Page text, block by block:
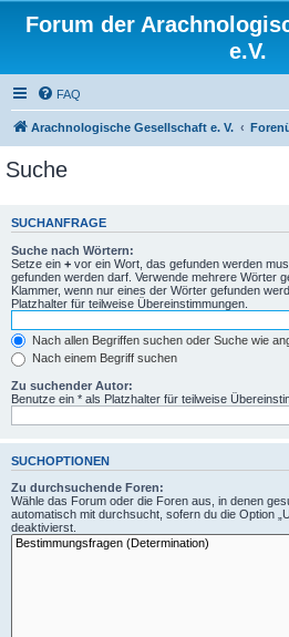
Forum der
e.V.
FAQ
Arachnologische Gesellschaft e. V.
Suche
SUCHANFRAGE
Suche nach Wörtern:
Setze ein + vor ein Wort, das gefunden werden
gefunden werden darf. Verwende mehrere Wörter
Klammer, wenn nur eines der Wörter gefunden
Platzhalter für teilweise Übereinstimmungen.
Nach allen Begriffen suchen oder Suche wie
Nach einem Begriff suchen
Zu suchender Autor:
Benutze ein * als Platzhalter für teilweise
SUCHOPTIONEN
Zu durchsuchende Foren:
Wähle das Forum oder die Foren aus, in denen
automatisch mit durchsucht, sofern du die Option
deaktivierst.